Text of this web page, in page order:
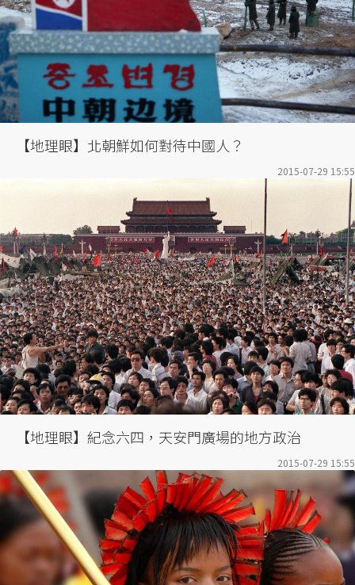
【地理眼】北朝鮮如何對待中國人？
2015-07-29 15:55
【地理眼】紀念六四，天安門廣場的地方政治
2015-07-29 15:55